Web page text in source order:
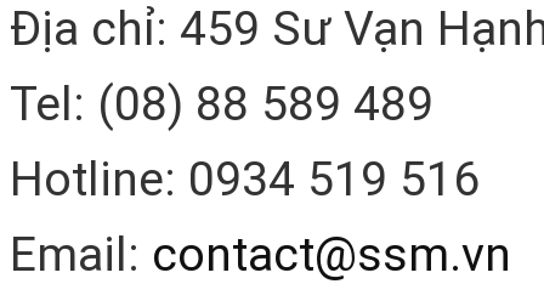
Địa chỉ: 459 Sư Vạn
Tel: (08) 88 589 489
Hotline: 0934 519 516
Email: contact@ssm.vn